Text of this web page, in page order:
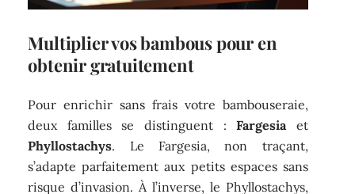
Multiplier vos bambous pour en
obtenir gratuitement
Pour enrichir sans frais votre bambouseraie,
deux familles se distinguent :Fargesia et
Phyllostachys. Le Fargesia, non traçant,
s’adapte parfaitement aux petits espaces sans
risque d’invasion. À l’inverse, le Phyllostachys,